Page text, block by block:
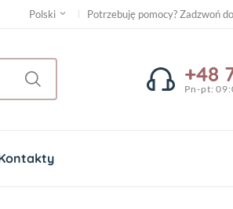
Polski Potrzebuję pomocy? Zadzwoń
+48
Pn-pt: